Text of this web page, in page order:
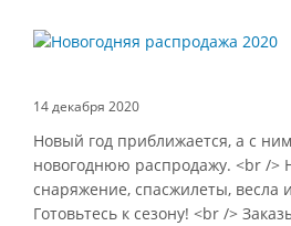
14 декабря 2020
Новый год приближается, а с
новогоднюю распродажу. <br />
снаряжение, спасжилеты, весла
Готовьтесь к сезону! <br />